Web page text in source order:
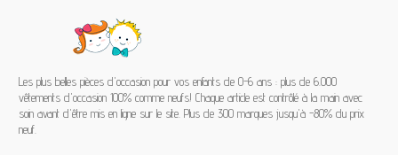
Les plus belles pièces d'occasion pour vos enfants de 0-6 ans : plus de 6.000
vêtements d'occasion 100% comme neufs! Chaque article est contrôlé à la main avec
soin avant d'être mis en ligne sur le site. Plus de 300 marques jusqu'à -80% du prix
neuf.